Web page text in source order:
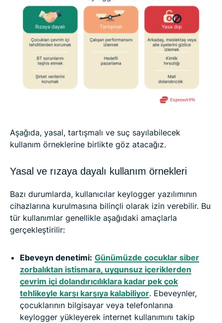
Aşağıda, yasal, tartışmalı ve suç sayılabilecek
kullanım örneklerine birlikte göz atacağız.
Yasal ve rızaya dayalı kullanım örnekleri
Bazı durumlarda, kullanıcılar keylogger yazılımının
cihazlarına kurulmasına bilinçli olarak izin verebilir. Bu
tür kullanımlar genellikle aşağıdaki amaçlarla
gerçekleştirilir:
Ebeveyn denetimi: Günümüzde çocuklar siber
zorbalıktan istismara, uygunsuz içeriklerden
çevrim içi dolandırıcılıklara kadar pek çok
tehlikeyle karşı karşıya kalabiliyor. Ebeveynler,
çocuklarının bilgisayar veya telefonlarına
keylogger yükleyerek internet kullanımını takip